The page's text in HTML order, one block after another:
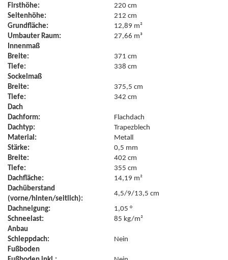
Firsthöhe:
220 cm
Seitenhöhe:
212 cm
Grundfläche:
12,89 m²
Umbauter Raum:
27,66 m³
Innenmaß
Breite:
371 cm
Tiefe:
338 cm
Sockelmaß
Breite:
375,5 cm
Tiefe:
342 cm
Dach
Dachform:
Flachdach
Dachtyp:
Trapezblech
Material:
Metall
Stärke:
0,5 mm
Breite:
402 cm
Tiefe:
355 cm
Dachfläche:
14,19 m²
Dachüberstand
(vorne/hinten/seitlich):
4,5/9/13,5 cm
Dachneigung:
1,05 °
Schneelast:
85 kg/m²
Anbau
Schleppdach:
Nein
Fußboden